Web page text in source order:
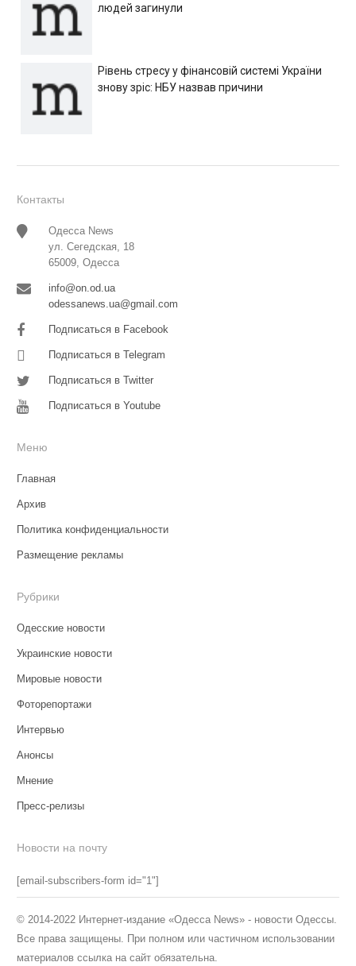
людей загинули
Рівень стресу у фінансовій системі України
знову зріс: НБУ назвав причини
Контакты
Одесса News
ул. Сегедская, 18
65009, Одесса
info@on.od.ua
odessanews.ua@gmail.com
Подписаться в Facebook
Подписаться в Telegram
Подписаться в Twitter
Подписаться в Youtube
Меню
Главная
Архив
Политика конфиденциальности
Размещение рекламы
Рубрики
Одесские новости
Украинские новости
Мировые новости
Фоторепортажи
Интервью
Анонсы
Мнение
Пресс-релизы
Новости на почту
[email-subscribers-form id="1"]
© 2014-2022 Интернет-издание «Одесса News» - новости Одессы.
Все права защищены. При полном или частичном использовании
материалов ссылка на сайт обязательна.